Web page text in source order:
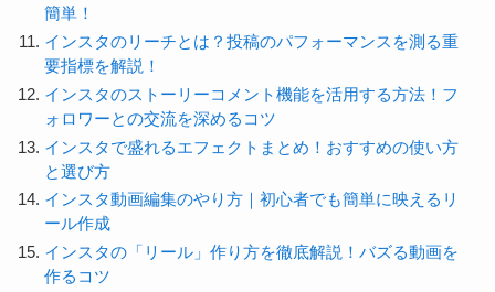
簡単！
インスタのリーチとは？投稿のパフォーマンスを測る重
要指標を解説！
インスタのストーリーコメント機能を活用する方法！フ
ォロワーとの交流を深めるコツ
インスタで盛れるエフェクトまとめ！おすすめの使い方
と選び方
インスタ動画編集のやり方｜初心者でも簡単に映えるリ
ール作成
インスタの「リール」作り方を徹底解説！バズる動画を
作るコツ